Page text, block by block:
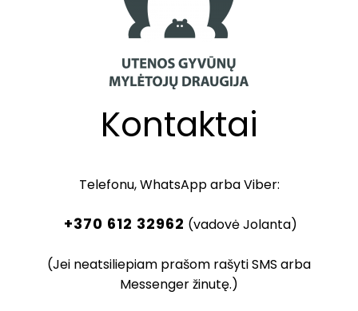
Kontaktai
Telefonu, WhatsApp arba Viber:
+370 612 32962 (vadovė Jolanta)
(Jei neatsiliepiam prašom rašyti SMS arba
Messenger žinutę.)